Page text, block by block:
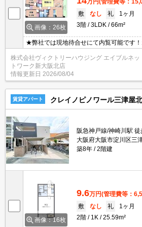
画像：26枚
万円(管理費等：
敷
なし 礼
1ヶ月
3階
3LDK 66m²
★弊社では現地待合せにて内覧可能です！
株式会社ヴィクトリーハウジング エイブルネッ
トワーク新大阪北店
情報更新日 2026/08/04
賃貸アパート クレイノピノワール三津屋北
阪急神戸線/神崎川駅
大阪府大阪市淀川区三
築8年
2階建
画像：16枚
9.6万円(管理費等：
敷
なし 礼
1ヶ月
2階
1K 25.59m²